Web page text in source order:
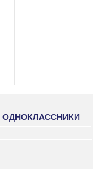
ОДНОКЛАССНИКИ